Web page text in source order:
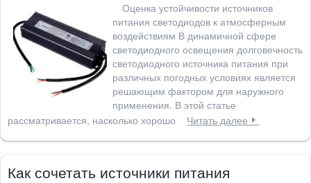
Оценка устойчивости источников
питания светодиодов к атмосферным
воздействиям В динамичной сфере
светодиодного освещения долговечность
светодиодного источника питания при
различных погодных условиях является
решающим фактором для наружного
применения. В этой статье
рассматривается, насколько хорошо
Читать далее
Как сочетать источники питания